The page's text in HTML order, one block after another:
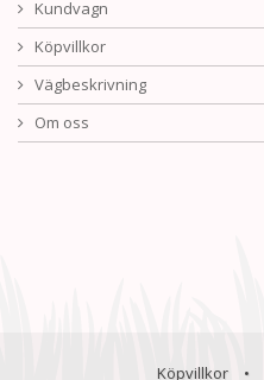
Kundvagn
Köpvillkor
Vägbeskrivning
Om oss
Köpvillkor •